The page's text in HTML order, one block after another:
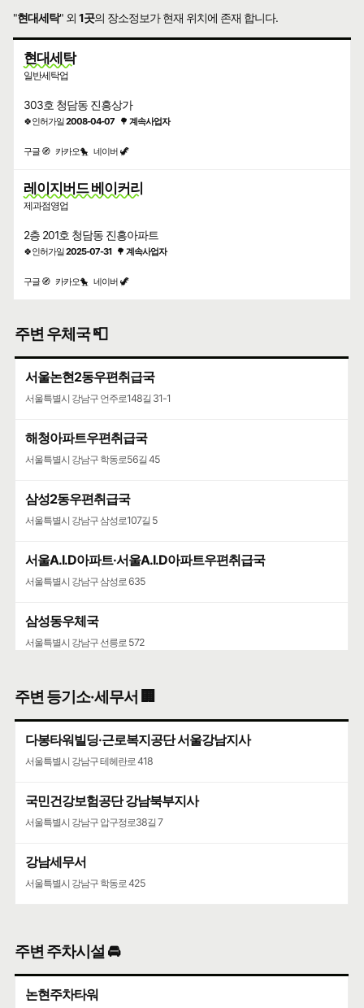
"현대세탁" 외1곳의 장소정보가 현재 위치에 존재 합니다.
현대세탁
일반세탁업
303호 청담동 진흥상가
🍀인허가일2008-04-07 🌳 계속사업자
구글 🧭 카카오🐤 네이버 🦖
레이지버드 베이커리
제과점영업
2층 201호 청담동 진흥아파트
🍀인허가일2025-07-31 🌳 계속사업자
구글 🧭 카카오🐤 네이버 🦖
주변 우체국 📮
서울논현2동우편취급국
서울특별시 강남구 언주로148길 31-1
해청아파트우편취급국
서울특별시 강남구 학동로56길 45
삼성2동우편취급국
서울특별시 강남구 삼성로107길 5
서울A.I.D아파트·서울A.I.D아파트우편취급국
서울특별시 강남구 삼성로 635
삼성동우체국
서울특별시 강남구 선릉로 572
서울특별시 강남구 학동로101길 26
청담청하우편취급국
서울특별시 강남구 도산대로 507
코엑스
서울특별시 강남구 영동대로 513
주변 등기소·세무서 🏢
다봉타워빌딩·근로복지공단 서울강남지사
서울특별시 강남구 테헤란로 418
국민건강보험공단 강남북부지사
서울특별시 강남구 압구정로38길 7
강남세무서
서울특별시 강남구 학동로 425
주변 주차시설 🚘
논현주차타워